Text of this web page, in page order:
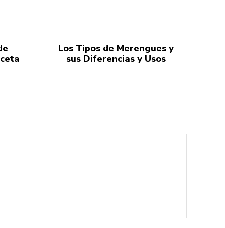
Los Tipos de Merengues y
sus Diferencias y Usos